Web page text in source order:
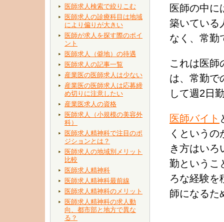
医師求人検索で絞りこむ
医師求人の診療科目は地域
により偏りが大きい
医師が求人を探す際のポイ
ント
医師求人（僻地）の待遇
医師求人の記事一覧
産業医の医師求人は少ない
産業医の医師求人は応募締
め切りに注意したい
産業医求人の資格
医師求人（小規模の美容外
科）
医師求人精神科で注目のポ
ジションとは？
医師求人の地域別メリット
比較
医師求人精神科
医師求人精神科最前線
医師求人精神科のメリット
医師求人精神科の求人動
向、都市部と地方で異な
る？
医師の中に
築いている
なく、常勤
これは医師
は、常勤で
して週2日
医師バイト
くという
き方はいろ
勤というこ
ろな経験を
師になるた